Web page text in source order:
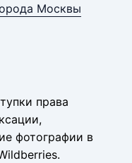
Москвы
права
фотографии в